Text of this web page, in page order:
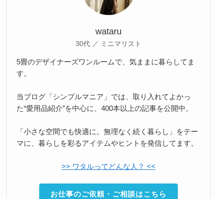
wataru
30代 ／ ミニマリスト
5畳のデザイナーズワンルームで、気ままに暮らしてま
す。
当ブログ「シンプルマニア」では、取り入れてよかっ
た“愛用品紹介”を中心に、400本以上の記事を公開中。
「小さな空間でも快適に。無理なく続く暮らし」をテー
マに、暮らしを彩るアイテムやヒントを発信してます。
>> ワタルってどんな人？ <<
お仕事のご依頼・ご相談はこちら